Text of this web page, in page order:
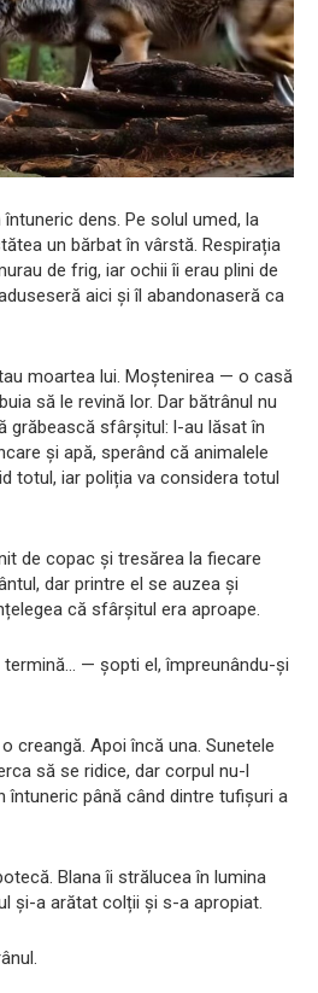
dens. Pe solul umed, la
un bărbat în vârstă. Respirația
de frig, iar ochii îi erau plini de
aici și îl abandonaseră ca
moartea lui. Moștenirea — o casă
să le revină lor. Dar bătrânul nu
grăbească sfârșitul: l-au lăsat în
și apă, sperând că animalele
totul, iar poliția va considera totul
de copac și tresărea la fiecare
dar printre el se auzea și
că sfârșitul era aproape.
— șopti el, împreunându-și
creangă. Apoi încă una. Sunetele
să se ridice, dar corpul nu-l
întuneric până când dintre tufișuri a
Blana îi strălucea în lumina
și-a arătat colții și s-a apropiat.